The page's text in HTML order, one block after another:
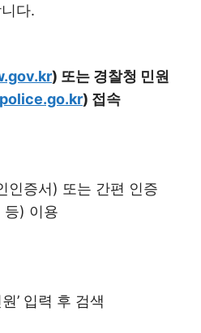
다.
) 또는 경찰청 민원
) 접속
인증서) 또는 간편 인증
등) 이용
’ 입력 후 검색